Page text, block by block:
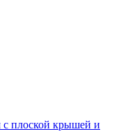
с плоской крышей и